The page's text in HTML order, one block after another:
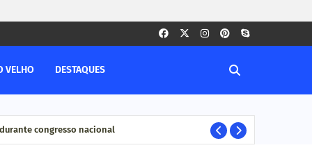
VELHO DESTAQUES
congresso nacional